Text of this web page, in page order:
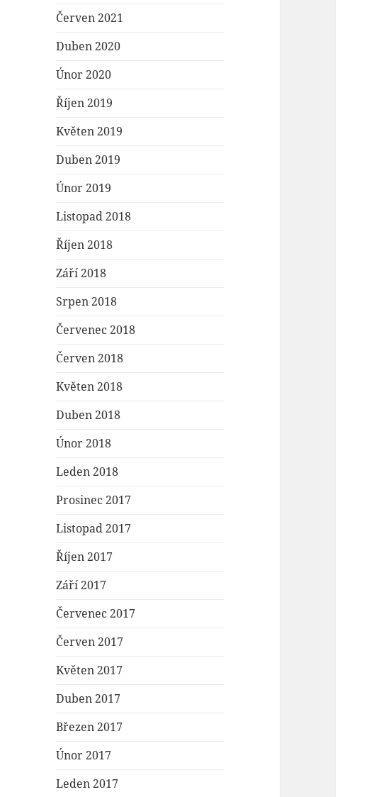
Červen 2021
Duben 2020
Únor 2020
Říjen 2019
Květen 2019
Duben 2019
Únor 2019
Listopad 2018
Říjen 2018
Září 2018
Srpen 2018
Červenec 2018
Červen 2018
Květen 2018
Duben 2018
Únor 2018
Leden 2018
Prosinec 2017
Listopad 2017
Říjen 2017
Září 2017
Červenec 2017
Červen 2017
Květen 2017
Duben 2017
Březen 2017
Únor 2017
Leden 2017